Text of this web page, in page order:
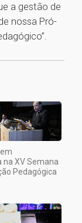
a gestão de
nossa Pró-
na XV Semana
Pedagógica